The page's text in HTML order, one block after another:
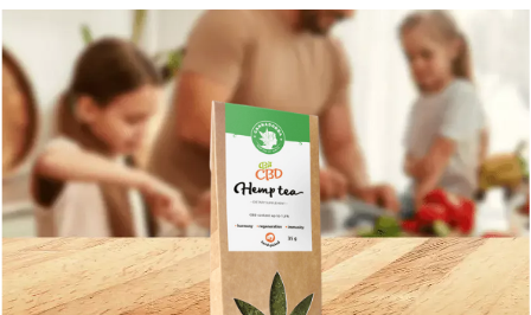
produit
est
de
5,0
sur
5
étoiles.